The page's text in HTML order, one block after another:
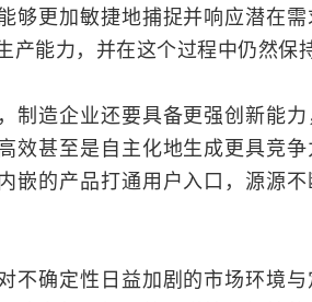
够更加敏捷地捕捉并响应潜在
产能力，并在这个过程中仍然保
制造企业还要具备更强创新能
效甚至是自主化地生成更具竞
嵌的产品打通用户入口，源源
不确定性日益加剧的市场环境